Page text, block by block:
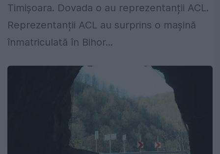
Timișoara. Dovada o au reprezentanții ACL.
Reprezentanții ACL au surprins o mașină
înmatriculată în Bihor...